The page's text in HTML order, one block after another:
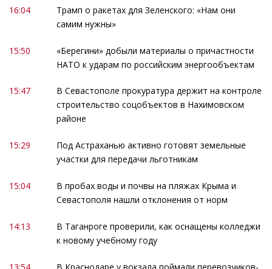
16:04
Трамп о ракетах для Зеленского: «Нам они
самим нужны»
15:50
«Берегини» добыли материалы о причастности
НАТО к ударам по российским энергообъектам
15:47
В Севастополе прокуратура держит на контроле
строительство соцобъектов в Нахимовском
районе
15:29
Под Астраханью активно готовят земельные
участки для передачи льготникам
15:04
В пробах воды и почвы на пляжах Крыма и
Севастополя нашли отклонения от норм
14:13
В Таганроге проверили, как оснащены колледжи
к новому учебному году